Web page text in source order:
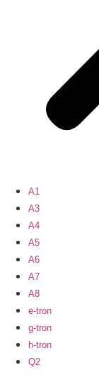
A1
A3
A4
A5
A6
A7
A8
e-tron
g-tron
h-tron
Q2